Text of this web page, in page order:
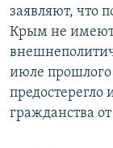
заявляют, что
Крым не имеют
июле прошлого
гражданства